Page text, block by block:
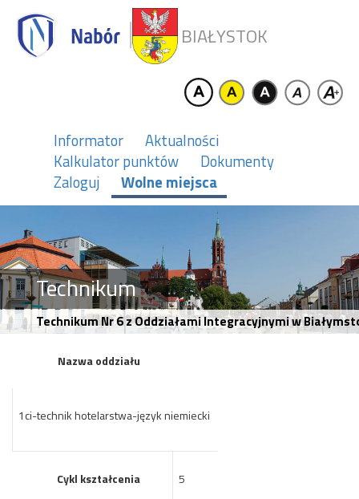
BIAŁYSTOK
Informator
Aktualności
Kalkulator punktów
Dokumenty
Zaloguj
Wolne miejsca
Technikum
Technikum Nr 6 z Oddziałami Integracyjnymi w
Nazwa oddziału
1ci-technik hotelarstwa-język niemiecki
Cykl kształcenia 5